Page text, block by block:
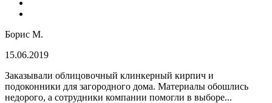
Борис М.
15.06.2019
Заказывали облицовочный клинкерный кирпич и
подоконники для загородного дома. Материалы обошлись
недорого, а сотрудники компании помогли в выборе...